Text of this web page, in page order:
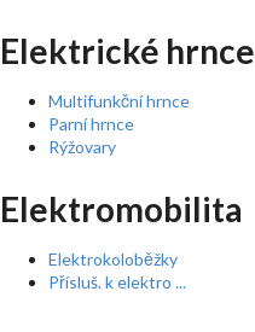
Elektrické hrnce
Multifunkční hrnce
Parní hrnce
Rýžovary
Elektromobilita
Elektrokoloběžky
Přísluš. k elektro ...